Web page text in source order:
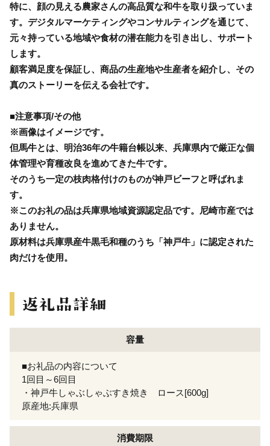
特に、顔の見える農家さんの高品質な和牛を取り扱っていま
す。デジタルマーケティングやコンサルティングを通じて、
元々持っている地域や食材の潜在能力を引き出し、サポート
します。
顧客満足度を保証し、商品の生産地や生産者を紹介し、その
真のストーリーを伝える会社です。
■注意事項/その他
※画像はイメージです。
但馬牛とは、明治36年の牛籍台帳以来、兵庫県内で厳正な個
体管理や育種改良を進めてきた牛です。
そのうち一定の枝肉格付けのものが神戸ビーフと呼ばれま
す。
※このお礼の品は兵庫県地域資源認定品です。尼崎市産では
ありません。
原材料は兵庫県産牛黒毛和種のうち「神戸牛」に認定された
肉だけを使用。
容量
■お礼品の内容について
1回目～6回目
・神戸牛しゃぶしゃぶすき焼き ロース[600g]
原産地:兵庫県
消費期限